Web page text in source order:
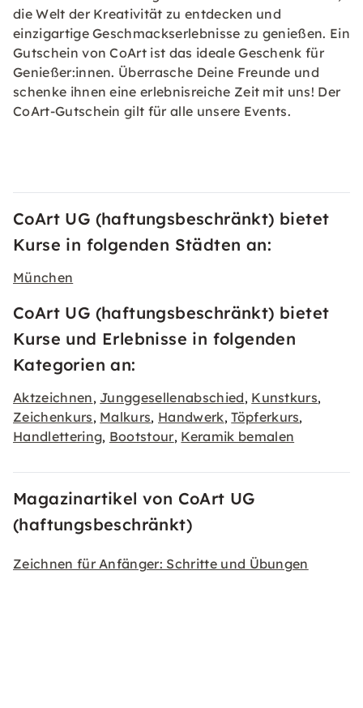
die Welt der Kreativität zu entdecken und
einzigartige Geschmackserlebnisse zu genießen. Ein
Gutschein von CoArt ist das ideale Geschenk für
Genießer:innen. Überrasche Deine Freunde und
schenke ihnen eine erlebnisreiche Zeit mit uns! Der
CoArt-Gutschein gilt für alle unsere Events.
CoArt UG (haftungsbeschränkt) bietet
Kurse in folgenden Städten an:
München
CoArt UG (haftungsbeschränkt) bietet
Kurse und Erlebnisse in folgenden
Kategorien an:
Aktzeichnen, Junggesellenabschied, Kunstkurs,
Zeichenkurs, Malkurs, Handwerk,Töpferkurs,
Handlettering, Bootstour, Keramik bemalen
Magazinartikel von CoArt UG
(haftungsbeschränkt)
Zeichnen für Anfänger: Schritte und Übungen